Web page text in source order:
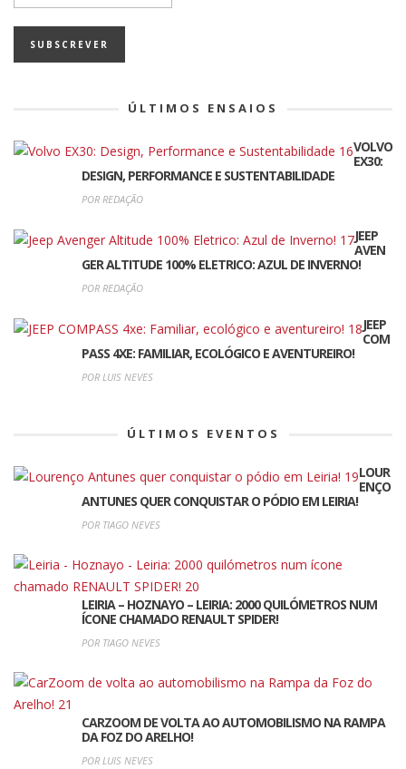
ÚLTIMOS ENSAIOS
VOLVO
EX30:
DESIGN, PERFORMANCE E SUSTENTABILIDADE
POR REDAÇÃO
JEEP
AVEN
GER ALTITUDE 100% ELETRICO: AZUL DE INVERNO!
POR REDAÇÃO
JEEP
COM
PASS 4XE: FAMILIAR, ECOLÓGICO E AVENTUREIRO!
POR LUIS NEVES
ÚLTIMOS EVENTOS
LOUR
ENÇO
ANTUNES QUER CONQUISTAR O PÓDIO EM LEIRIA!
POR TIAGO NEVES
LEIRIA – HOZNAYO – LEIRIA: 2000 QUILÓMETROS NUM
ÍCONE CHAMADO RENAULT SPIDER!
POR TIAGO NEVES
CARZOOM DE VOLTA AO AUTOMOBILISMO NA RAMPA
DA FOZ DO ARELHO!
POR LUIS NEVES